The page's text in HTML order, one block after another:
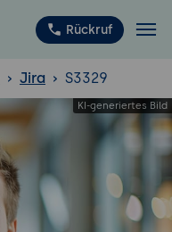
Rückruf
®
Jira S3329